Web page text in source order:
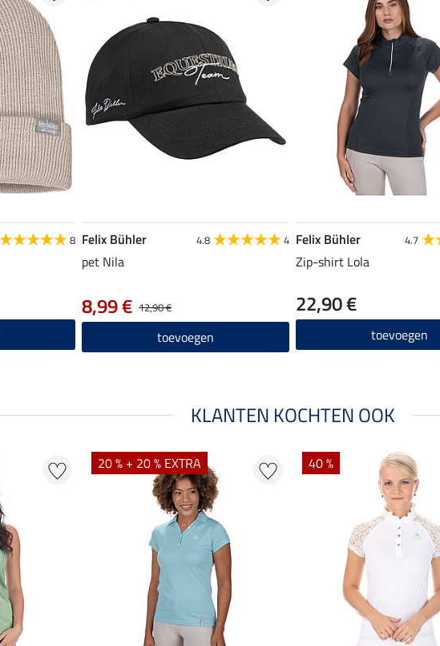
8 Felix Bühler 4.8 4
pet Nila
12,90 €
8,99 €
toevoegen
Felix Bühler 4.7
Zip-shirt Lola
22,90 €
toevoegen
KLANTEN KOCHTEN OOK
20 % + 20 % EXTRA 40 %